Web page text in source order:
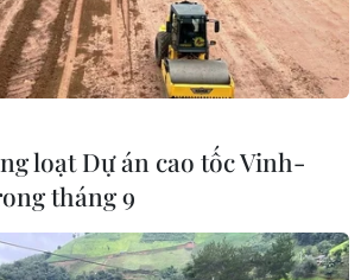
loạt Dự án cao tốc Vinh-
tháng 9